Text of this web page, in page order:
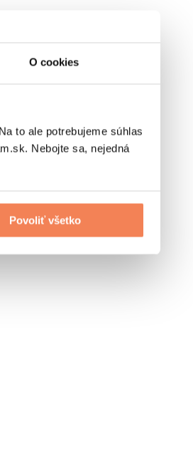
O cookies
to ale potrebujeme súhlas
Nebojte sa, nejedná
Povoliť všetko